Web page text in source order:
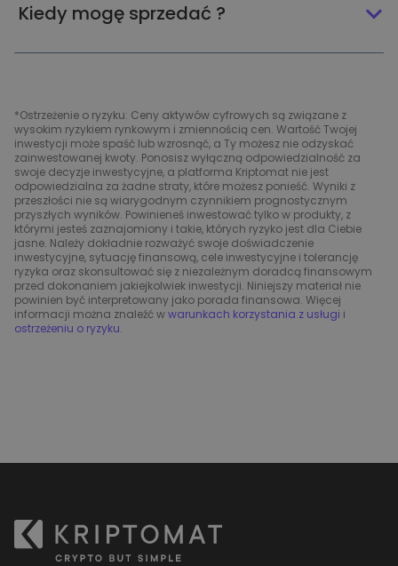
Kiedy mogę sprzedać ?
*Ostrzeżenie o ryzyku: Ceny aktywów cyfrowych są związane z
wysokim ryzykiem rynkowym i zmiennością cen. Wartość Twojej
inwestycji może spaść lub wzrosnąć, a Ty możesz nie odzyskać
zainwestowanej kwoty. Ponosisz wyłączną odpowiedzialność za
swoje decyzje inwestycyjne, a platforma Kriptomat nie jest
odpowiedzialna za żadne straty, które możesz ponieść. Wyniki z
przeszłości nie są wiarygodnym czynnikiem prognostycznym
przyszłych wyników. Powinieneś inwestować tylko w produkty, z
którymi jesteś zaznajomiony i takie, których ryzyko jest dla Ciebie
jasne. Należy dokładnie rozważyć swoje doświadczenie
inwestycyjne, sytuację finansową, cele inwestycyjne i tolerancję
ryzyka oraz skonsultować się z niezależnym doradcą finansowym
przed dokonaniem jakiejkolwiek inwestycji. Niniejszy materiał nie
powinien być interpretowany jako porada finansowa. Więcej
informacji można znaleźć wwarunkach korzystania z usługi i
ostrzeżeniu o ryzyku.